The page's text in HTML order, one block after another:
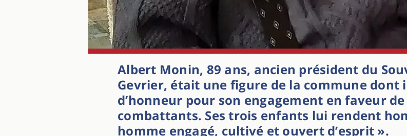
Albert Monin, 89 ans, ancien président du
Gevrier, était une figure de la commune dont
d’honneur pour son engagement en faveur
combattants. Ses trois enfants lui rendent
homme engagé, cultivé et ouvert d’esprit ».